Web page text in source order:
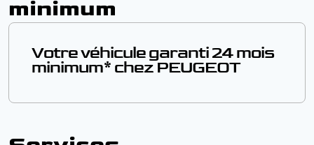
minimum
Votre véhicule garanti 24 mois
minimum* chez PEUGEOT
En achetant un vehicule sous garantie chez AutoJM,
dans la fiche véhicule). Les travaux couverts par la